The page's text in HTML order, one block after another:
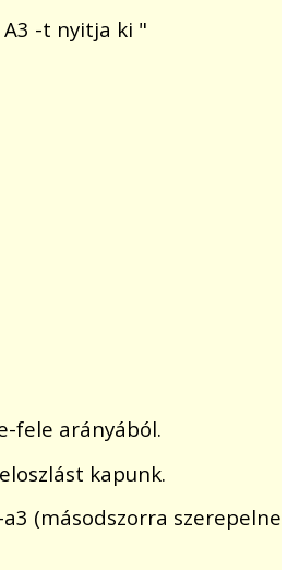
-t nyitja ki "
fele arányából.
kapunk.
(másodszorra szerepelne